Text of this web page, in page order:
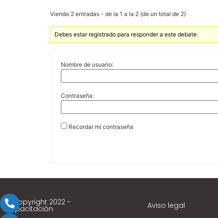
Viendo 2 entradas - de la 1 a la 2 (de un total de 2)
Debes estar registrado para responder a este debate.
Nombre de usuario:
Contraseña:
Recordar mi contraseña
© Copyright 2022 -
Capacitación Aviso legal